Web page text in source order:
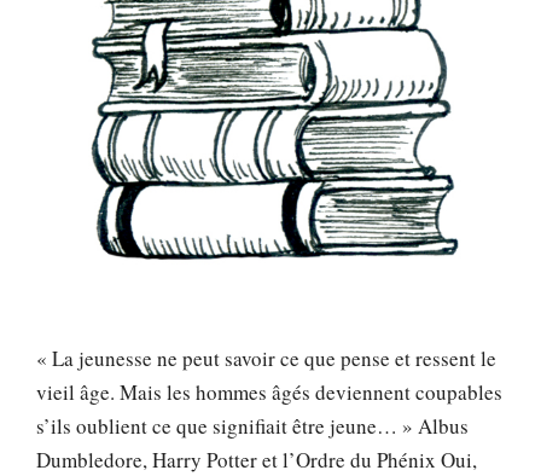
« La jeunesse ne peut savoir ce que pense et ressent le
vieil âge. Mais les hommes âgés deviennent coupables
s’ils oublient ce que signifiait être jeune… » Albus
Dumbledore, Harry Potter et l’Ordre du Phénix Oui,